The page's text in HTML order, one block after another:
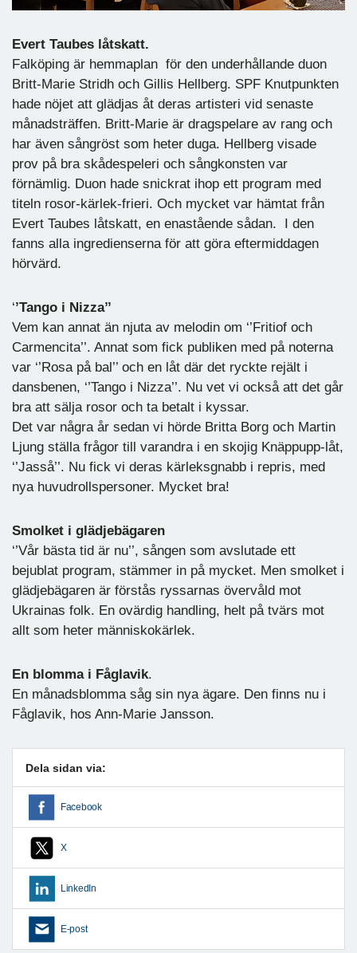
Evert Taubes låtskatt.
Falköping är hemmaplan för den underhållande duon
Britt-Marie Stridh och Gillis Hellberg. SPF Knutpunkten
hade nöjet att glädjas åt deras artisteri vid senaste
månadsträffen. Britt-Marie är dragspelare av rang och
har även sångröst som heter duga. Hellberg visade
prov på bra skådespeleri och sångkonsten var
förnämlig. Duon hade snickrat ihop ett program med
titeln rosor-kärlek-frieri. Och mycket var hämtat från
Evert Taubes låtskatt, en enastående sådan. I den
fanns alla ingredienserna för att göra eftermiddagen
hörvärd.
‘’Tango i Nizza’’
Vem kan annat än njuta av melodin om ‘’Fritiof och
Carmencita’’. Annat som fick publiken med på noterna
var ‘’Rosa på bal’’ och en låt där det ryckte rejält i
dansbenen, ‘’Tango i Nizza’’. Nu vet vi också att det går
bra att sälja rosor och ta betalt i kyssar.
Det var några år sedan vi hörde Britta Borg och Martin
Ljung ställa frågor till varandra i en skojig Knäppupp-låt,
‘’Jasså’’. Nu fick vi deras kärleksgnabb i repris, med
nya huvudrollspersoner. Mycket bra!
Smolket i glädjebägaren
‘’Vår bästa tid är nu’’, sången som avslutade ett
bejublat program, stämmer in på mycket. Men smolket i
glädjebägaren är förstås ryssarnas övervåld mot
Ukrainas folk. En ovärdig handling, helt på tvärs mot
allt som heter människokärlek.
En blomma i Fåglavik.
En månadsblomma såg sin nya ägare. Den finns nu i
Fåglavik, hos Ann-Marie Jansson.
Dela sidan via:
Facebook
X
LinkedIn
E-post